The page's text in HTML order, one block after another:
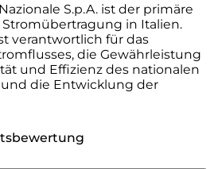
S.p.A. ist der primäre
in Italien.
verantwortlich für das
die Gewährleistung
und Effizienz des nationalen
die Entwicklung der